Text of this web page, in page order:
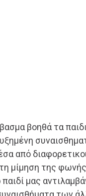
βοηθά τα
από
μίμηση της
μας